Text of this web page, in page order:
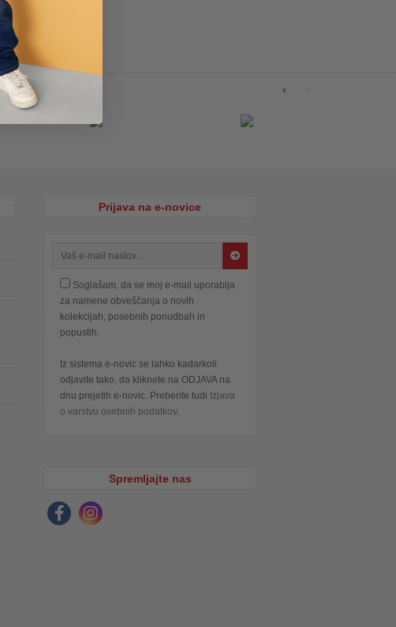
Prijava na e-novice
Soglašam, da se moj e-mail uporablja
za namene obveščanja o novih
kolekcijah, posebnih ponudbah in
popustih.
Iz sistema e-novic se lahko kadarkoli
odjavite tako, da kliknete na ODJAVA na
dnu prejetih e-novic. Preberite tudi Izjava
o varstvu osebnih podatkov.
Spremljajte nas